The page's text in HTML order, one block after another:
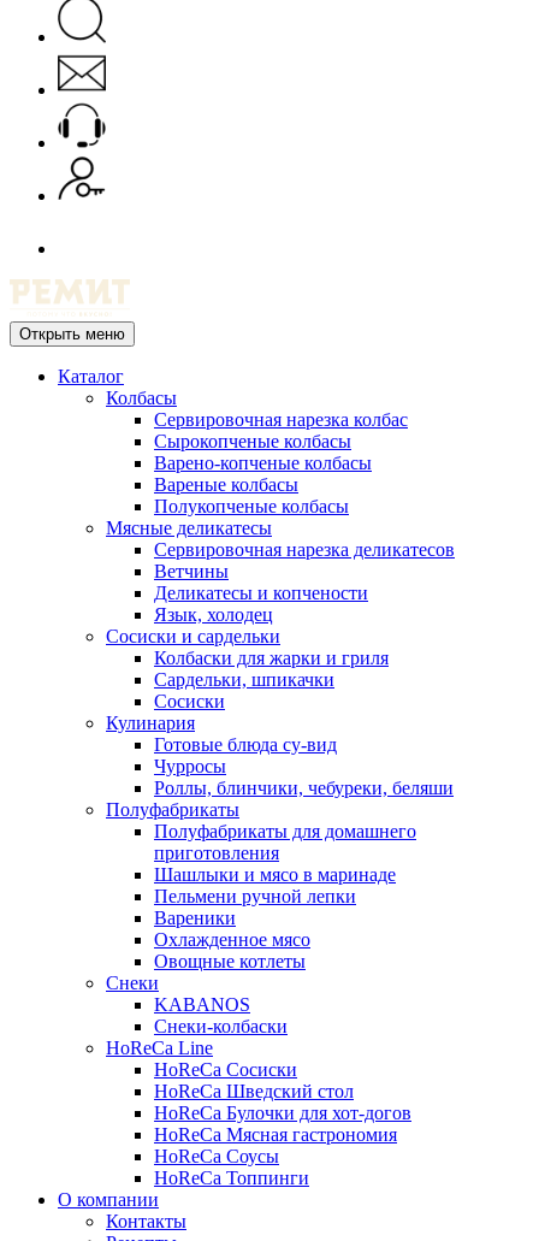
Открыть меню
Каталог
Колбасы
Сервировочная нарезка колбас
Сырокопченые колбасы
Варено-копченые колбасы
Вареные колбасы
Полукопченые колбасы
Мясные деликатесы
Сервировочная нарезка деликатесов
Ветчины
Деликатесы и копчености
Язык, холодец
Сосиски и сардельки
Колбаски для жарки и гриля
Сардельки, шпикачки
Сосиски
Кулинария
Готовые блюда су-вид
Чурросы
Роллы, блинчики, чебуреки, беляши
Полуфабрикаты
Полуфабрикаты для домашнего
приготовления
Шашлыки и мясо в маринаде
Пельмени ручной лепки
Вареники
Охлажденное мясо
Овощные котлеты
Снеки
KABANOS
Снеки-колбаски
HoReCa Line
HoReCa Сосиски
HoReCa Шведский стол
HoReCa Булочки для хот-догов
HoReCa Мясная гастрономия
HoReCa Соусы
HoReCa Топпинги
О компании
Контакты